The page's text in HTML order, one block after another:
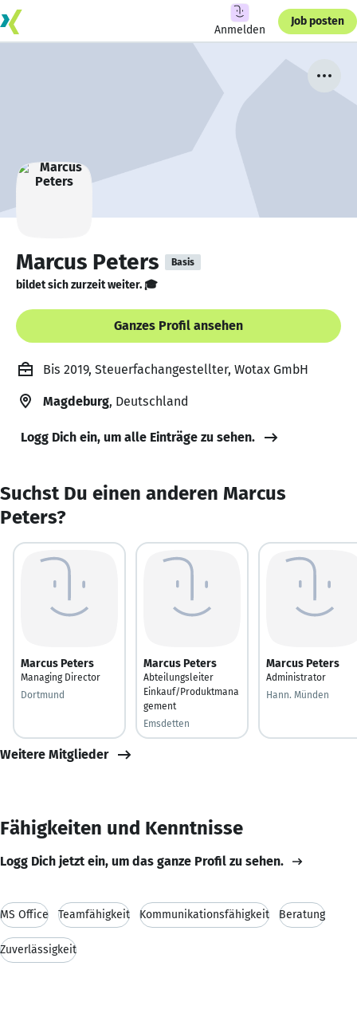
Anmelden
Job posten
Marcus Peters Basis
bildet sich zurzeit weiter. 🎓
Ganzes Profil ansehen
Bis 2019, Steuerfachangestellter, Wotax GmbH
Magdeburg, Deutschland
Logg Dich ein, um alle Einträge zu sehen.
Suchst Du einen anderen Marcus
Peters?
Marcus Peters
Managing Director
Dortmund
Marcus Peters
Abteilungsleiter
Einkauf/Produktmana
gement
Emsdetten
Marcus Peters
Administrator
Hann. Münden
Weitere Mitglieder
Fähigkeiten und Kenntnisse
Logg Dich jetzt ein, um das ganze Profil zu sehen.
MS Office Teamfähigkeit Kommunikationsfähigkeit Beratung
Zuverlässigkeit